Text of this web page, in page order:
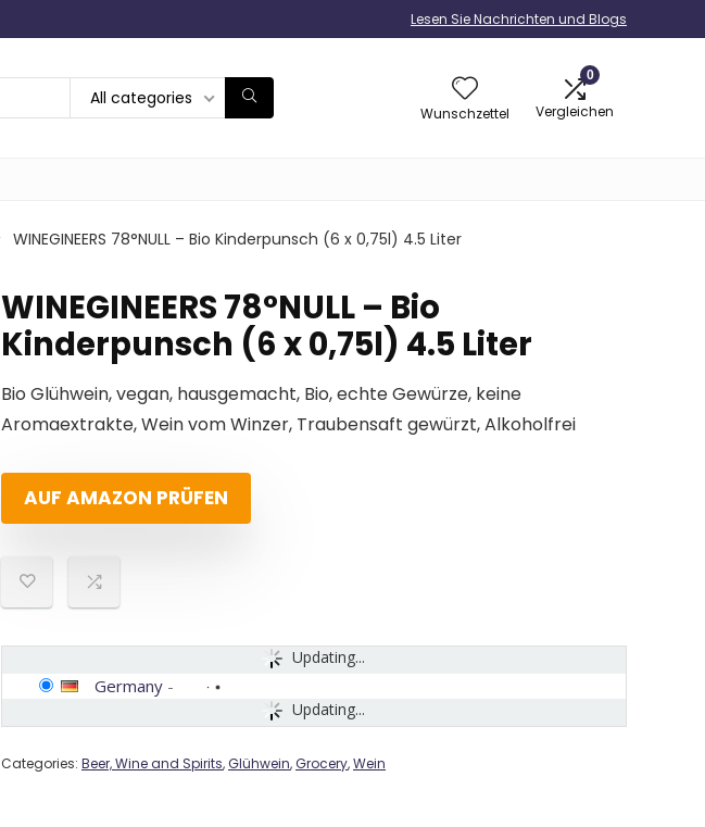
Lesen Sie Nachrichten und Blogs
All categories
Wunschzettel
0
Vergleichen
WINEGINEERS 78°NULL – Bio Kinderpunsch (6 x 0,75l) 4.5 Liter
WINEGINEERS 78°NULL – Bio
Kinderpunsch (6 x 0,75l) 4.5 Liter
Bio Glühwein, vegan, hausgemacht, Bio, echte Gewürze, keine
Aromaextrakte, Wein vom Winzer, Traubensaft gewürzt, Alkoholfrei
AUF AMAZON PRÜFEN
Updating...
Updating...
Germany -
Categories: Beer, Wine and Spirits,Glühwein,Grocery,Wein